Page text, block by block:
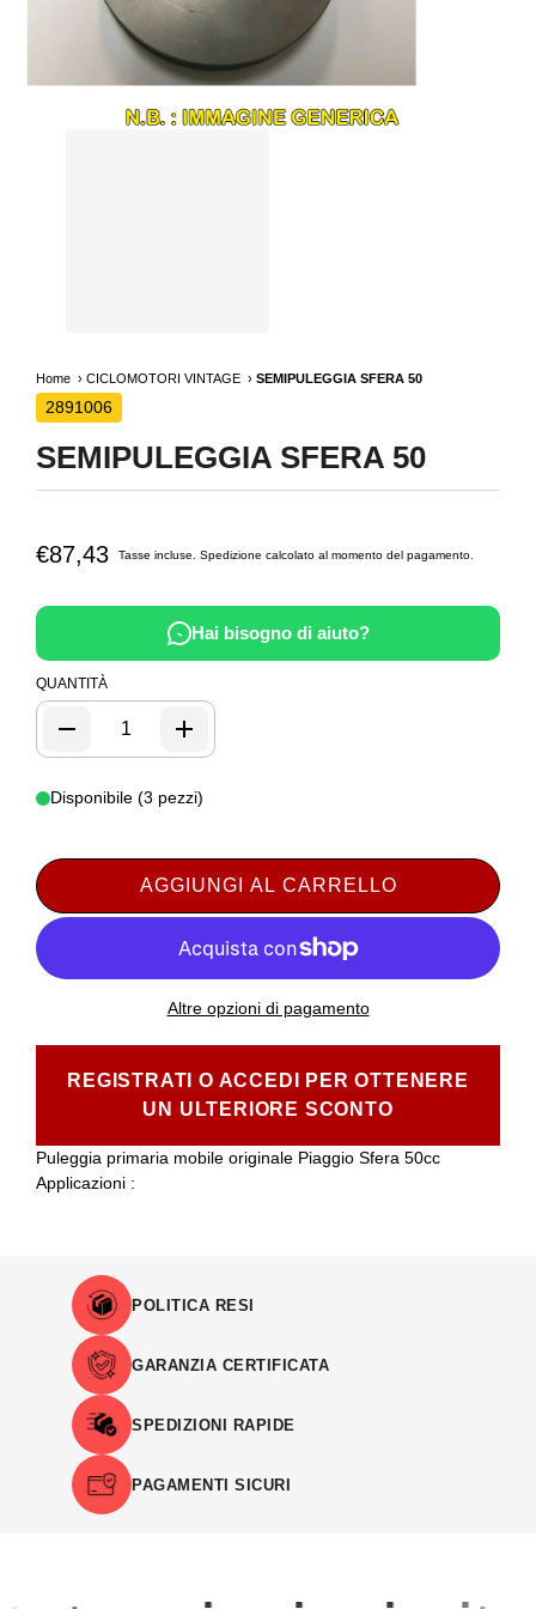
Home CICLOMOTORI VINTAGE SEMIPULEGGIA SFERA 50
2891006
SEMIPULEGGIA SFERA 50
€87,43 Tasse incluse. Spedizione calcolato al momento del pagamento.
Hai bisogno di aiuto?
QUANTITÀ
Disponibile (3 pezzi)
AGGIUNGI AL CARRELLO
Altre opzioni di pagamento
REGISTRATI O ACCEDI PER OTTENERE
UN ULTERIORE SCONTO
Puleggia primaria mobile originale Piaggio Sfera 50cc
Applicazioni :
POLITICA RESI
GARANZIA CERTIFICATA
SPEDIZIONI RAPIDE
PAGAMENTI SICURI